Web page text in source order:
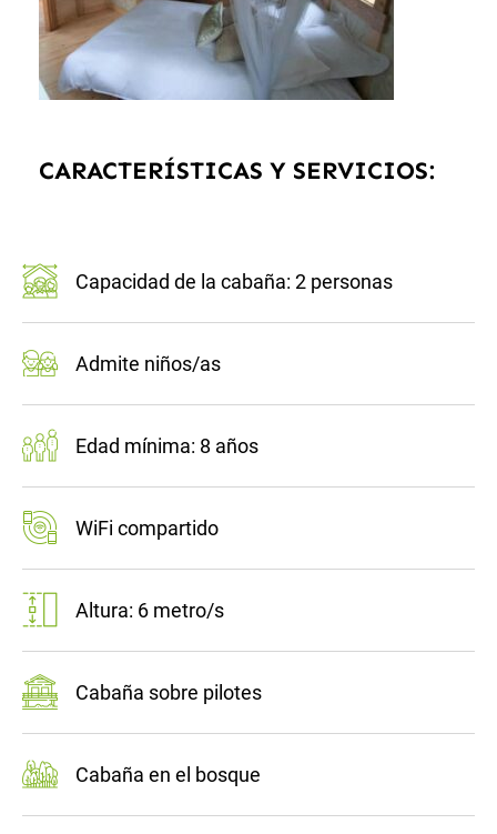
CARACTERÍSTICAS Y SERVICIOS:
Capacidad de la cabaña: 2 personas
Admite niños/as
Edad mínima: 8 años
WiFi compartido
Altura: 6 metro/s
Cabaña sobre pilotes
Cabaña en el bosque